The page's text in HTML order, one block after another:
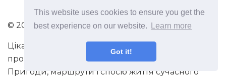
This website uses cookies to ensure you get the
best experience on our website.
Learn more
Got it!
© 2026Billing 4
Цікаві та захоплюючі факти з усього світу. Статті
про виживання в непередбачених ситуаціях.
Пригоди, маршрути і спосіб життя сучасного